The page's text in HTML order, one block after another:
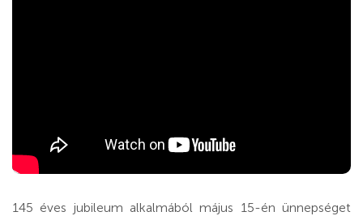
145 éves jubileum alkalmából május 15-én ünnepséget